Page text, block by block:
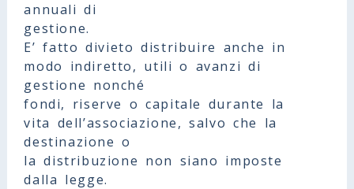
annuali di
gestione.
E’ fatto divieto distribuire anche in
modo indiretto, utili o avanzi di
gestione nonché
fondi, riserve o capitale durante la
vita dell’associazione, salvo che la
destinazione o
la distribuzione non siano imposte
dalla legge.